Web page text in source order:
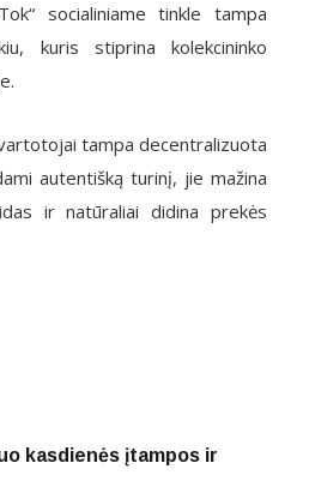
socialiniame tinkle tampa
kuris stiprina kolekcininko
tampa decentralizuota
autentišką turinį, jie mažina
ir natūraliai didina prekės
kasdienės įtampos ir